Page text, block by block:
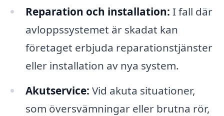
Reparation och installation: I fall där
avloppssystemet är skadat kan
företaget erbjuda reparationstjänster
eller installation av nya system.
Akutservice: Vid akuta situationer,
som översvämningar eller brutna rör,